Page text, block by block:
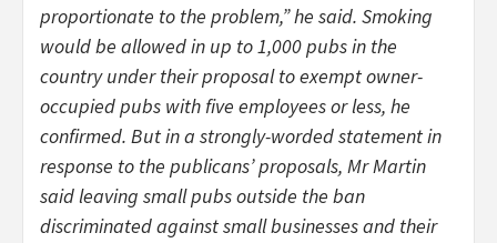
proportionate to the problem,” he said. Smoking
would be allowed in up to 1,000 pubs in the
country under their proposal to exempt owner-
occupied pubs with five employees or less, he
confirmed. But in a strongly-worded statement in
response to the publicans’ proposals, Mr Martin
said leaving small pubs outside the ban
discriminated against small businesses and their